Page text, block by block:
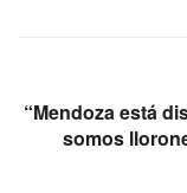
“Mendoza está
somos